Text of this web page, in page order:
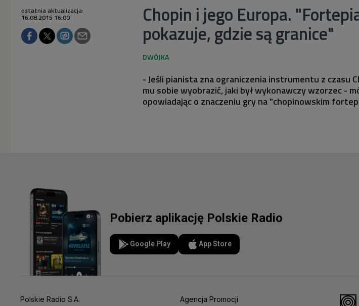
Chopin i jego Europa.
pokazuje, gdzie są granice"
ostatnia aktualizacja:
16.08.2015 16:00
- Jeśli pianista zna ograniczenia instrumentu z czasu
mu sobie wyobrazić, jaki był wykonawczy wzorzec -
opowiadając o znaczeniu gry na "chopinowskim
Pobierz aplikację Polskie Radio
Google Play App Store
Polskie Radio S.A.
Agencja Promocji